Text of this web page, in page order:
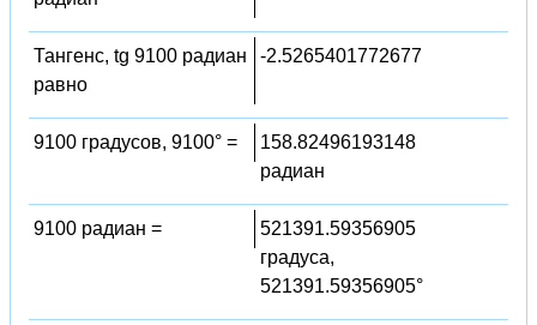
Тангенс, tg 9100 радиан
равно
-2.5265401772677
9100 градусов, 9100° =
158.82496193148
радиан
9100 радиан =
521391.59356905
градуса,
521391.59356905°